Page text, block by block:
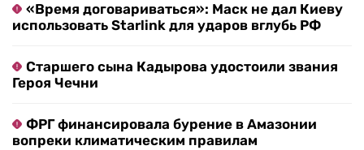
«Время договариваться»: Маск не дал Киеву
использовать Starlink для ударов вглубь РФ
Старшего сына Кадырова удостоили звания
Героя Чечни
ФРГ финансировала бурение в Амазонии
вопреки климатическим правилам